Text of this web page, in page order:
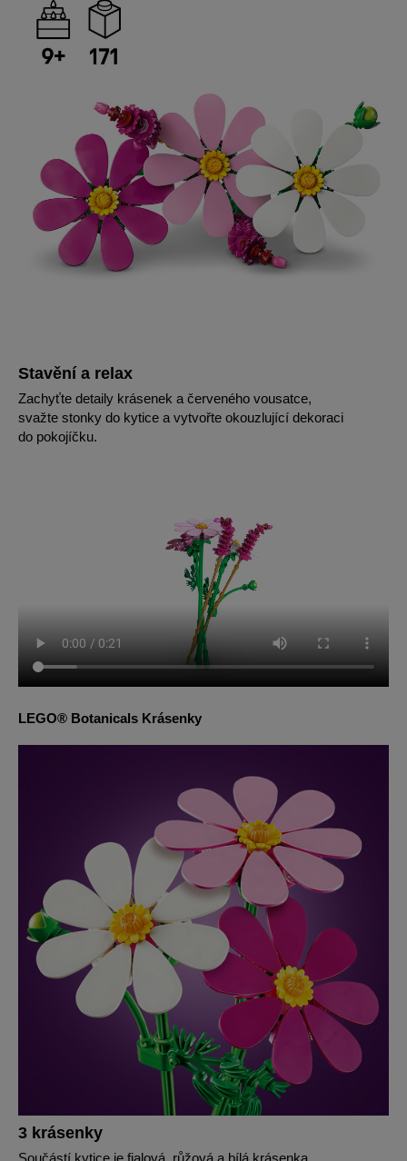
Stavění a relax
Zachyťte detaily krásenek a červeného vousatce,
svažte stonky do kytice a vytvořte okouzlující dekoraci
do pokojíčku.
LEGO® Botanicals Krásenky
3 krásenky
Součástí kytice je fialová, růžová a bílá krásenka.